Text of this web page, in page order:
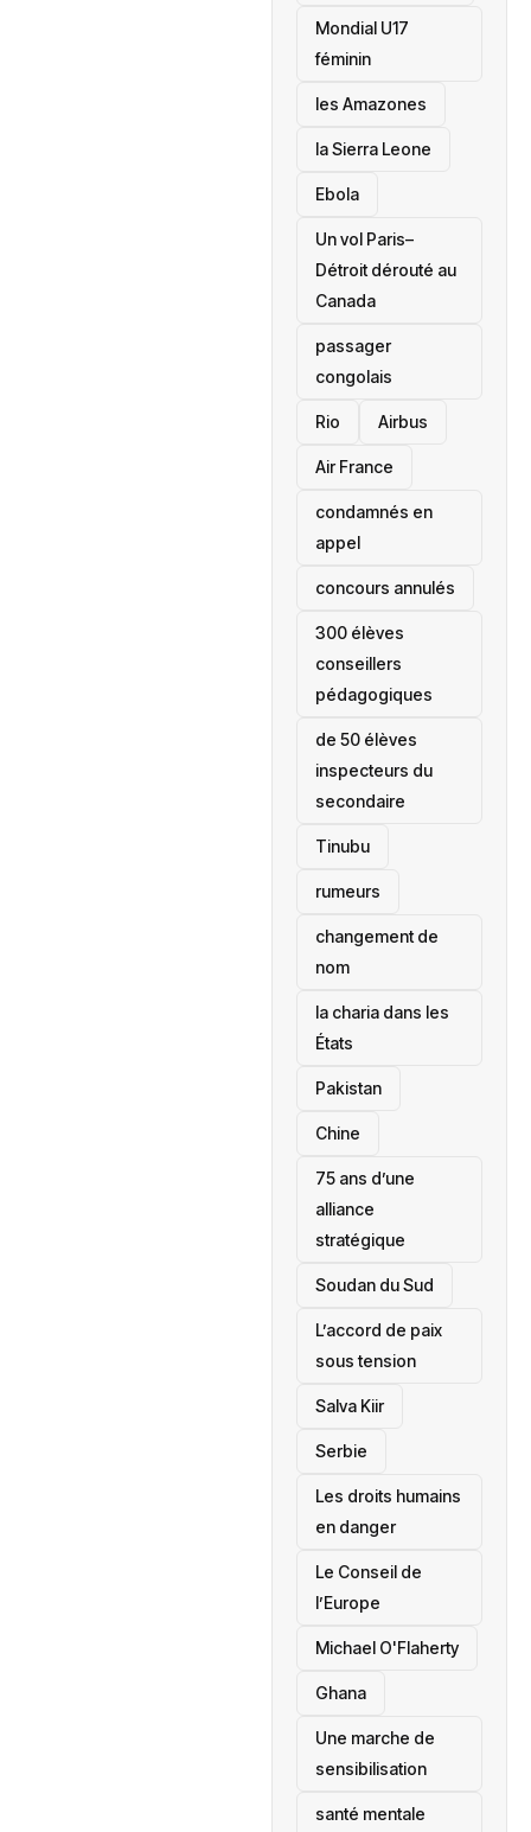
Mondial U17
féminin
les Amazones
la Sierra Leone
‎Ebola
Un vol Paris–
Détroit dérouté au
Canada
passager
congolais
Rio Airbus
Air France
condamnés en
appel
concours annulés
300 élèves
conseillers
pédagogiques
de 50 élèves
inspecteurs du
secondaire
Tinubu
rumeurs
changement de
nom
la charia dans les
États
‎Pakistan
Chine
75 ans d’une
alliance
stratégique
‎Soudan du Sud
L’accord de paix
sous tension
Salva Kiir
‎Serbie
Les droits humains
en danger
‎Le Conseil de
l’Europe
Michael O'Flaherty
‎Ghana
Une marche de
sensibilisation
santé mentale